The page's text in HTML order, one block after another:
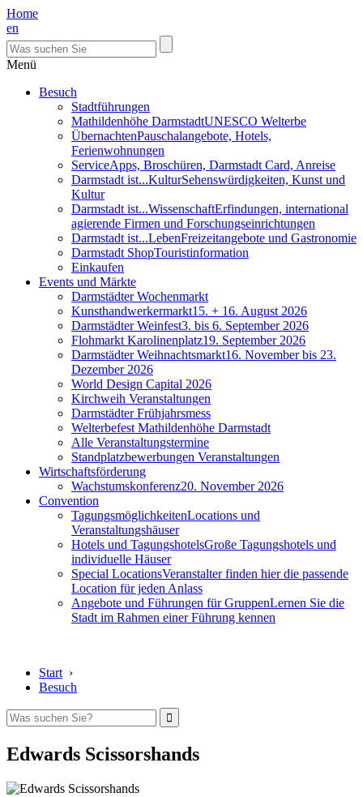
Home
en
Menü
Besuch
Stadtführungen
Mathildenhöhe DarmstadtUNESCO Welterbe
ÜbernachtenPauschalangebote, Hotels,
Ferienwohnungen
ServiceApps, Broschüren, Darmstadt Card, Anreise
Darmstadt ist...KulturSehenswürdigkeiten, Kunst und
Kultur
Darmstadt ist...WissenschaftErfindungen, international
agierende Firmen und Forschungseinrichtungen
Darmstadt ist...LebenFreizeitangebote und Gastronomie
Darmstadt ShopTouristinformation
Einkaufen
Events und Märkte
Darmstädter Wochenmarkt
Kunsthandwerkermarkt15. + 16. August 2026
Darmstädter Weinfest3. bis 6. September 2026
Flohmarkt Karolinenplatz19. September 2026
Darmstädter Weihnachtsmarkt16. November bis 23.
Dezember 2026
World Design Capital 2026
Kirchweih Veranstaltungen
Darmstädter Frühjahrsmess
Welterbefest Mathildenhöhe Darmstadt
Alle Veranstaltungstermine
Standplatzbewerbungen Veranstaltungen
Wirtschaftsförderung
Wachstumskonferenz20. November 2026
Convention
TagungsmöglichkeitenLocations und
Veranstaltungshäuser
Hotels und TagungshotelsGroße Tagungshotels und
individuelle Häuser
Special LocationsVeranstalter finden hier die passende
Location für jeden Anlass
Angebote und Führungen für GruppenLernen Sie die
Stadt im Rahmen einer Führung kennen
Start ›
Besuch
Edwards Scissorshands